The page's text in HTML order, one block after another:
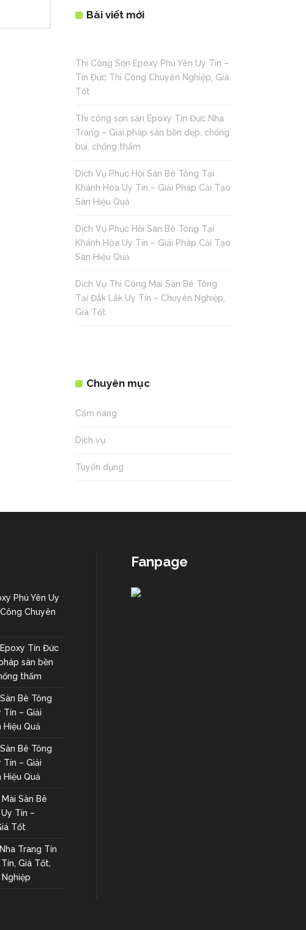
Bài viết mới
Thi Công Sơn Epoxy Phú Yên Uy Tín –
Tín Đức Thi Công Chuyên Nghiệp, Giá
Tốt
Thi công sơn sàn Epoxy Tín Đức Nha
Trang – Giải pháp sàn bền đẹp, chống
bụi, chống thấm
Dịch Vụ Phục Hồi Sàn Bê Tông Tại
Khánh Hòa Uy Tín – Giải Pháp Cải Tạo
Sàn Hiệu Quả
Dịch Vụ Phục Hồi Sàn Bê Tông Tại
Khánh Hòa Uy Tín – Giải Pháp Cải Tạo
Sàn Hiệu Quả
Dịch Vụ Thi Công Mài Sàn Bê Tông
Tại Đắk Lắk Uy Tín – Chuyên Nghiệp,
Giá Tốt
Chuyên mục
Cẩm nang
Dịch vụ
Tuyển dụng
Phú Yên Uy
Chuyên
Tín Đức
sàn bền
thấm
Bê Tông
Tín – Giải
Hiệu Quả
Bê Tông
Tín – Giải
Hiệu Quả
Sàn Bê
Tín –
Tốt
Trang Tín
Giá Tốt,
Fanpage